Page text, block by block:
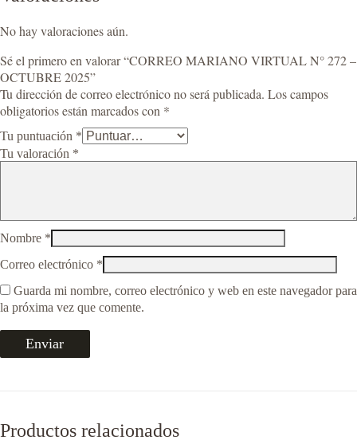
No hay valoraciones aún.
Sé el primero en valorar “CORREO MARIANO VIRTUAL N° 272 –
OCTUBRE 2025”
Tu dirección de correo electrónico no será publicada. Los campos
obligatorios están marcados con *
Tu puntuación *
Tu valoración *
Nombre *
Correo electrónico *
Guarda mi nombre, correo electrónico y web en este navegador para
la próxima vez que comente.
Productos relacionados